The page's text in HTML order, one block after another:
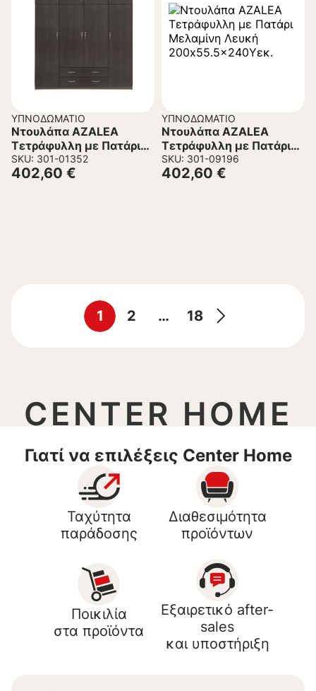
ΥΠΝΟΔΩΜΆΤΙΟ
Ντουλάπα AZALEA
Τετράφυλλη με Πατάρι
με 2 Συρτάρια Zebrano
200×55.5×240Υ εκ.
SKU: 301-01352
402,60 €
ΥΠΝΟΔΩΜΆΤΙΟ
Ντουλάπα AZALEA
Τετράφυλλη με Πατάρι
Μελαμίνη Λευκή
200×55.5×240Υεκ.
SKU: 301-09196
402,60 €
1 2 … 18
CENTER HOME
Γιατί να επιλέξεις Center Home
Ταχύτητα
παράδοσης
Διαθεσιμότητα
προϊόντων
Ποικιλία
στα προϊόντα
Εξαιρετικό after-
sales
και υποστήριξη